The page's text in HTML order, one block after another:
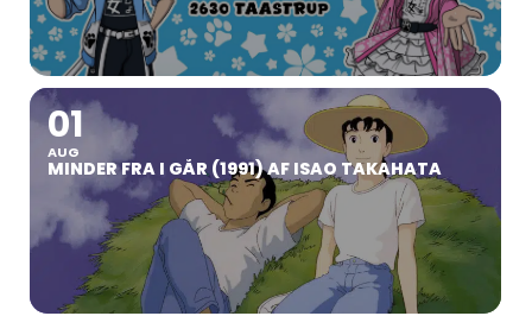
01
AUG
MINDER FRA I GÅR (1991) AF ISAO TAKAHATA